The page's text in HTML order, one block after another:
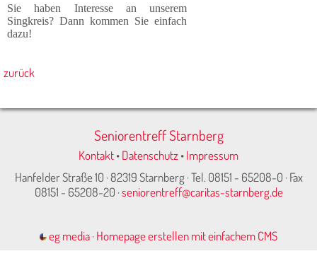
Sie haben Interesse an unserem
Singkreis? Dann kommen Sie einfach
dazu!
zurück
Seniorentreff Starnberg
Kontakt•Datenschutz•Impressum
Hanfelder Straße 10 · 82319 Starnberg · Tel. 08151 - 65208-0 · Fax
08151 - 65208-20 ·seniorentreff@caritas-starnberg.de
eg media·Homepage erstellen mit einfachem CMS